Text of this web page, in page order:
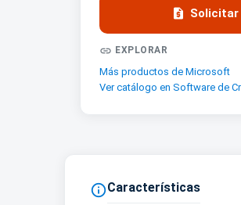

 EXPLORAR
Más productos de Microsoft
Ver catálogo en Software de
Características